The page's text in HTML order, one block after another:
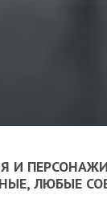
И ПЕРСОНАЖИ
ЛЮБЫЕ